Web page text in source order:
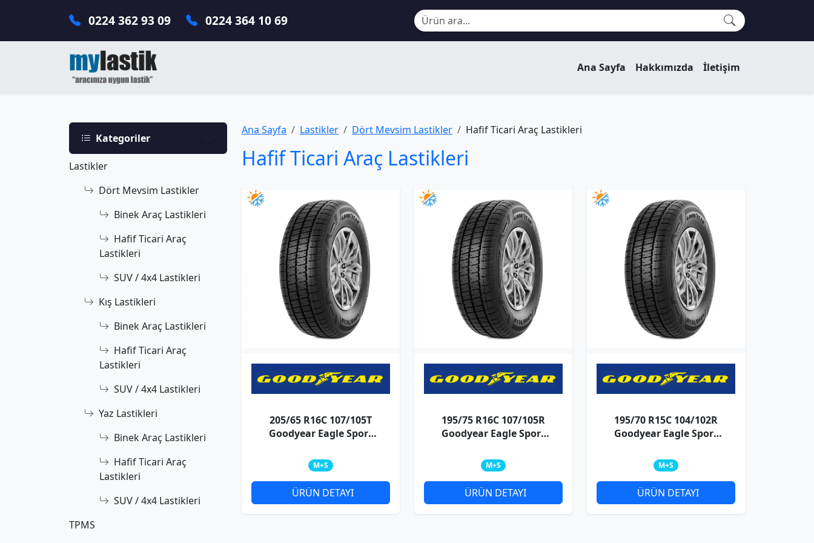
0224 362 93 09 0224 364 10 69
Ana Sayfa Hakkımızda İletişim
Kategoriler
Lastikler
Dört Mevsim Lastikler
Binek Araç Lastikleri
Hafif Ticari Araç
Lastikleri
SUV / 4x4 Lastikleri
Kış Lastikleri
Binek Araç Lastikleri
Hafif Ticari Araç
Lastikleri
SUV / 4x4 Lastikleri
Yaz Lastikleri
Binek Araç Lastikleri
Hafif Ticari Araç
Lastikleri
SUV / 4x4 Lastikleri
TPMS
Ana Sayfa Lastikler Dört Mevsim Lastikler Hafif Ticari Araç Lastikleri
Hafif Ticari Araç Lastikleri
205/65 R16C 107/105T
Goodyear Eagle Sport
M+S
ÜRÜN DETAYI
195/75 R16C 107/105R
Goodyear Eagle Sport
M+S
ÜRÜN DETAYI
195/70 R15C 104/102R
Goodyear Eagle Sport
M+S
ÜRÜN DETAYI